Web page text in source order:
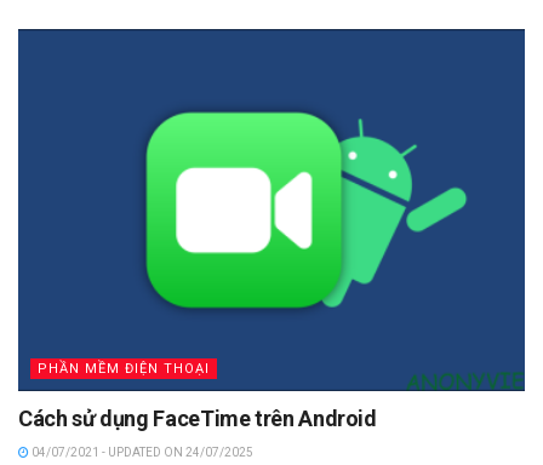
PHẦN MỀM ĐIỆN THOẠI
Cách sử dụng FaceTime trên Android
04/07/2021 - UPDATED ON 24/07/2025